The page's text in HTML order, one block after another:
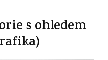
s ohledem